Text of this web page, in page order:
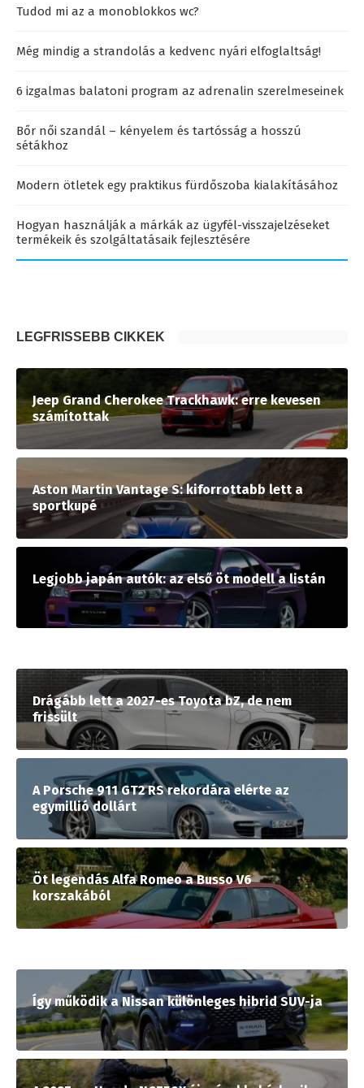
Tudod mi az a monoblokkos wc?
Még mindig a strandolás a kedvenc nyári elfoglaltság!
6 izgalmas balatoni program az adrenalin szerelmeseinek
Bőr női szandál – kényelem és tartósság a hosszú
sétákhoz
Modern ötletek egy praktikus fürdőszoba kialakításához
Hogyan használják a márkák az ügyfél-visszajelzéseket
termékeik és szolgáltatásaik fejlesztésére
LEGFRISSEBB CIKKEK
Jeep Grand Cherokee Trackhawk: erre kevesen
számítottak
Aston Martin Vantage S: kiforrottabb lett a
sportkupé
Legjobb japán autók: az első öt modell a listán
Drágább lett a 2027-es Toyota bZ, de nem
frissült
A Porsche 911 GT2 RS rekordára elérte az
egymillió dollárt
Öt legendás Alfa Romeo a Busso V6
korszakából
Így működik a Nissan különleges hibrid SUV-ja